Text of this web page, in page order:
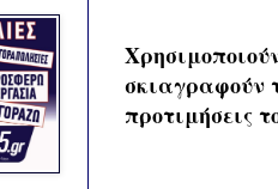
σκιαγραφούν
προτιμήσεις